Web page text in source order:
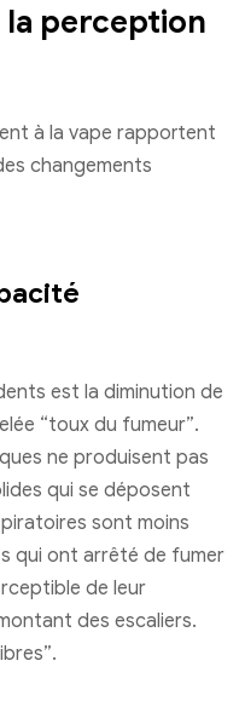
perception
à la vape rapportent
changements
est la diminution de
“toux du fumeur”.
ne produisent pas
qui se déposent
sont moins
qui ont arrêté de fumer
de leur
des escaliers.